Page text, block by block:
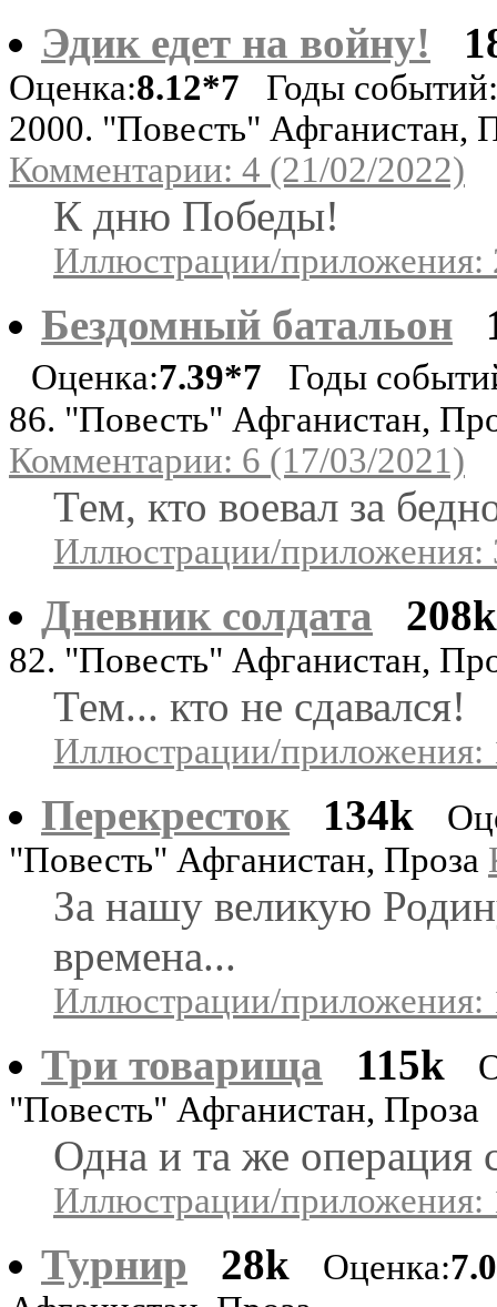
Эдик едет на войну!
Оценка:8.12*7 Годы
2000. "Повесть" Афганистан,
Комментарии: 4 (21/02/2022)
К дню Победы!
Иллюстрации/приложения:
Бездомный батальон
Оценка:7.39*7 Годы
86. "Повесть" Афганистан,
Комментарии: 6 (17/03/2021)
Тем, кто воевал за
Иллюстрации/приложения:
Дневник солдата 208k
82. "Повесть" Афганистан,
Тем... кто не сдавался!
Иллюстрации/приложения:
Перекресток 134k
"Повесть" Афганистан, Проза
За нашу великую
времена...
Иллюстрации/приложения:
Три товарища 115k
"Повесть" Афганистан, Проза
Одна и та же операция
Иллюстрации/приложения:
Турнир 28k Оценка: